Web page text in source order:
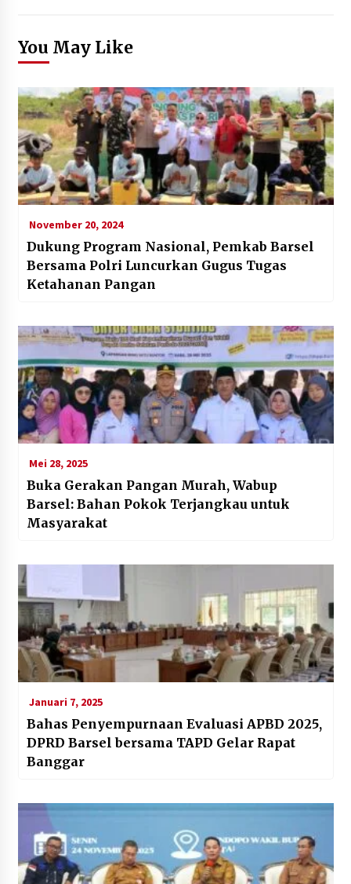
You May Like
November 20, 2024
Dukung Program Nasional, Pemkab Barsel
Bersama Polri Luncurkan Gugus Tugas
Ketahanan Pangan
Mei 28, 2025
Buka Gerakan Pangan Murah, Wabup
Barsel: Bahan Pokok Terjangkau untuk
Masyarakat
Januari 7, 2025
Bahas Penyempurnaan Evaluasi APBD 2025,
DPRD Barsel bersama TAPD Gelar Rapat
Banggar